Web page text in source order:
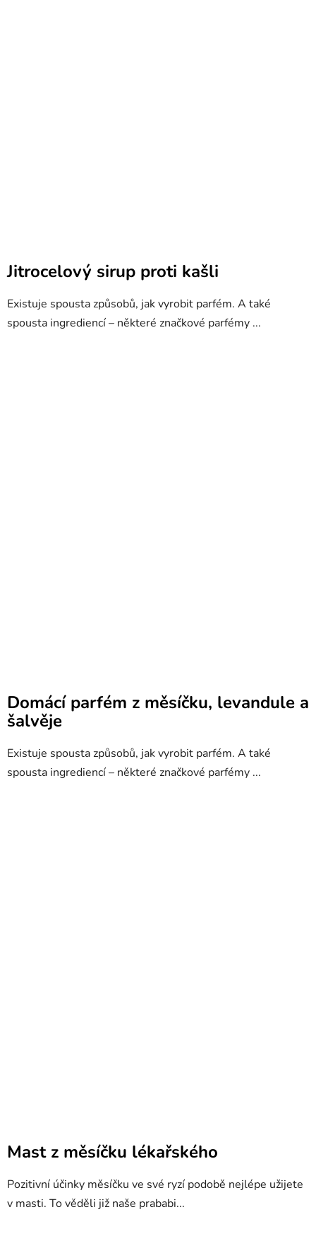
Jitrocelový sirup proti kašli
Existuje spousta způsobů, jak vyrobit parfém. A také
spousta ingrediencí – některé značkové parfémy ...
Domácí parfém z měsíčku, levandule a
šalvěje
Existuje spousta způsobů, jak vyrobit parfém. A také
spousta ingrediencí – některé značkové parfémy ...
Mast z měsíčku lékařského
Pozitivní účinky měsíčku ve své ryzí podobě nejlépe užijete
v masti. To věděli již naše prababi...